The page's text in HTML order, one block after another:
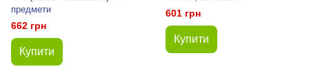
предмети
662 грн
Купити
601 грн
Купити